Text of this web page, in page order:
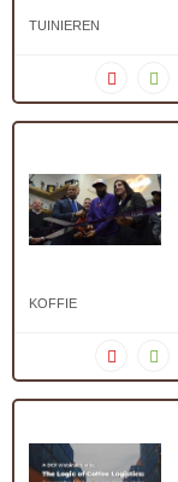
TUINIEREN
KOFFIE